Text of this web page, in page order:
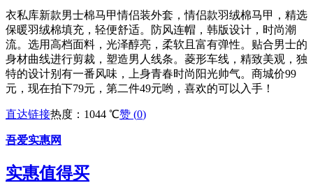
衣私库新款男士棉马甲情侣装外套，情侣款羽绒棉马甲，精选
保暖羽绒棉填充，轻便舒适。防风连帽，韩版设计，时尚潮
流。选用高档面料，光泽醇亮，柔软且富有弹性。贴合男士的
身材曲线进行剪裁，塑造男人线条。菱形车线，精致美观，独
特的设计别有一番风味，上身青春时尚阳光帅气。商城价99
元，现在拍下79元，第二件49元哟，喜欢的可以入手！
直达链接热度：1044 ℃赞 (0)
吾爱实惠网
实惠值得买